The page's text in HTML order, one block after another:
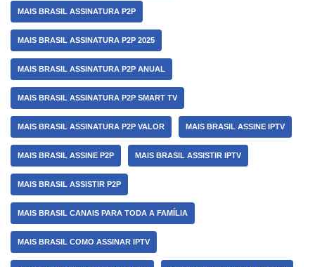
MAIS BRASIL ASSINATURA P2P
MAIS BRASIL ASSINATURA P2P 2025
MAIS BRASIL ASSINATURA P2P ANUAL
MAIS BRASIL ASSINATURA P2P SMART TV
MAIS BRASIL ASSINATURA P2P VALOR MAIS BRASIL ASSINE IPTV
MAIS BRASIL ASSINE P2P MAIS BRASIL ASSISTIR IPTV
MAIS BRASIL ASSISTIR P2P
MAIS BRASIL CANAIS PARA TODA A FAMÍLIA
MAIS BRASIL COMO ASSINAR IPTV